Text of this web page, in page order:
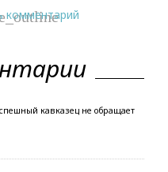
комментарий
кавказец не обращает